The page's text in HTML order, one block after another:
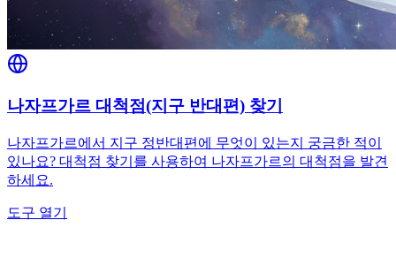
나자프가르 대척점(지구 반대편) 찾기
나자프가르에서 지구 정반대편에 무엇이 있는지 궁금한 적이
있나요? 대척점 찾기를 사용하여 나자프가르의 대척점을 발견
하세요.
도구 열기